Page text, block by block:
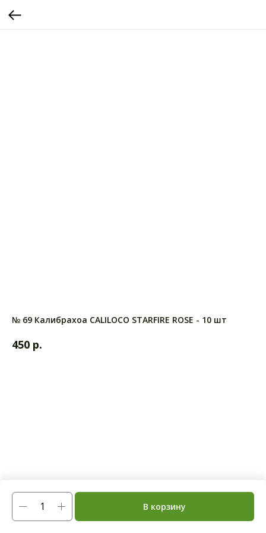
№ 69 Калибрахоа CALILOCO STARFIRE ROSE - 10 шт
450 р.
В корзину